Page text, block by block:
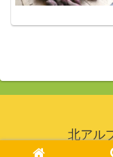
北アル